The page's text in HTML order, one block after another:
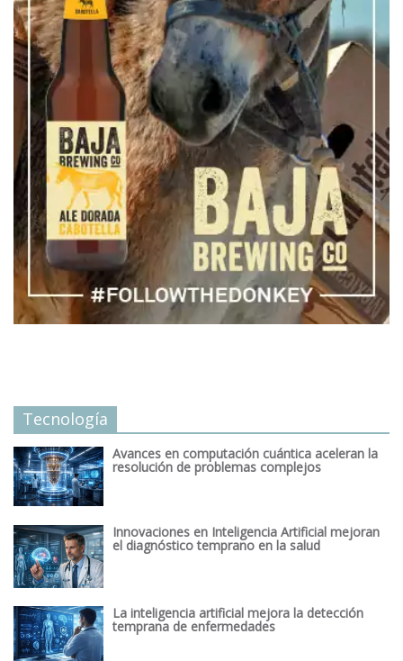
Tecnología
Avances en computación cuántica aceleran la
resolución de problemas complejos
Innovaciones en Inteligencia Artificial mejoran
el diagnóstico temprano en la salud
La inteligencia artificial mejora la detección
temprana de enfermedades